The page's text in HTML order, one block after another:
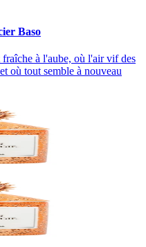
Baso
fraîche à l'aube, où l'air vif des
où tout semble à nouveau